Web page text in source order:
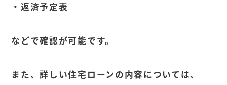
・返済予定表
などで確認が可能です。
また、詳しい住宅ローンの内容については、